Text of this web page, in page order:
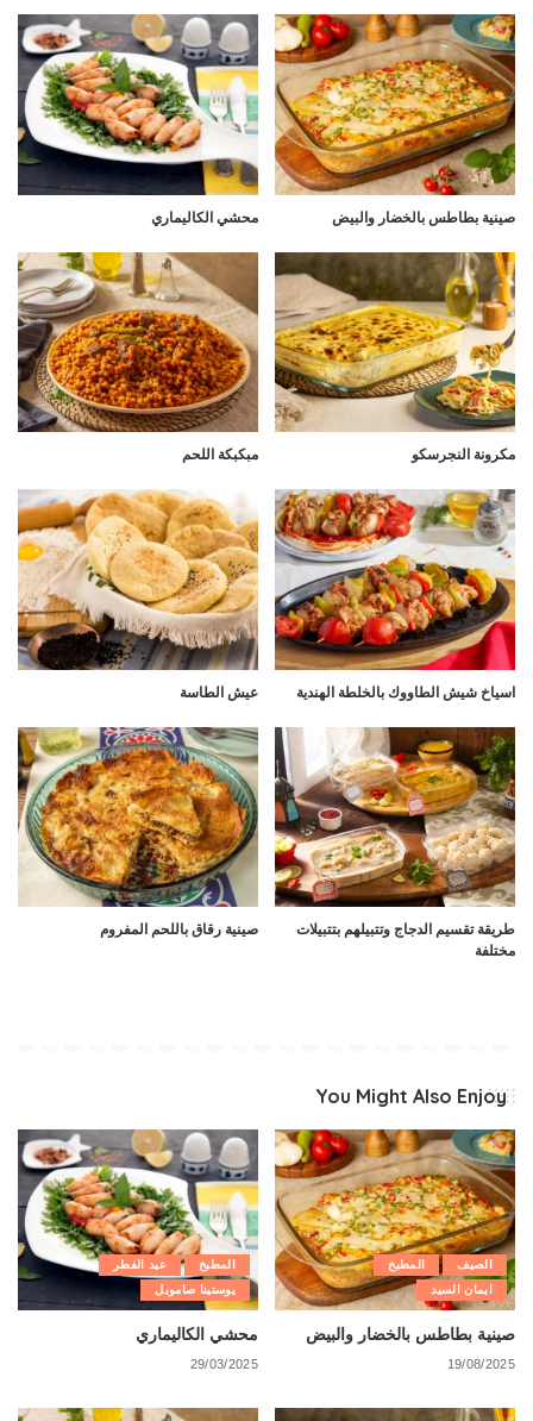
صينية بطاطس بالخضار والبيض محشي الكاليماري
مكرونة النجرسكو مبكبكة اللحم
اسياخ شيش الطاووك بالخلطة الهندية عيش الطاسة
طريقة تقسيم الدجاج وتتبيلهم بتتبيلات
مختلفة
صينية رقاق باللحم المفروم
You Might Also Enjoy
الصيف
المطبخ
ايمان السيد
صينية بطاطس بالخضار والبيض
19/08/2025
المطبخ
عيد الفطر
يوستينا صامويل
محشي الكاليماري
29/03/2025